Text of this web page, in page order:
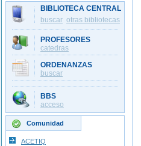
BIBLIOTECA CENTRAL
buscar otras bibliotecas
PROFESORES
catedras
ORDENANZAS
buscar
BBS
acceso
Comunidad
ACETIQ